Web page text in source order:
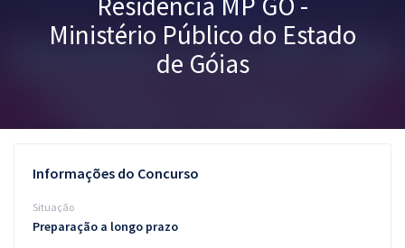
Graduação
Blog
Ministério Público do Estado
de Góias
Informações do Concurso
Situação
Preparação a longo prazo